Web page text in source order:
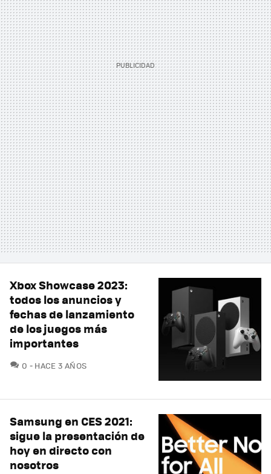
Xbox Showcase 2023:
todos los anuncios y
fechas de lanzamiento
de los juegos más
importantes
0 COMENTARIOS
HACE 3 AÑOS
Samsung en CES 2021:
sigue la presentación de
hoy en directo con
nosotros